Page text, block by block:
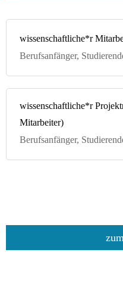
wissenschaftliche*r
Berufsanfänger,
wissenschaftliche*r
Mitarbeiter)
Berufsanfänger,